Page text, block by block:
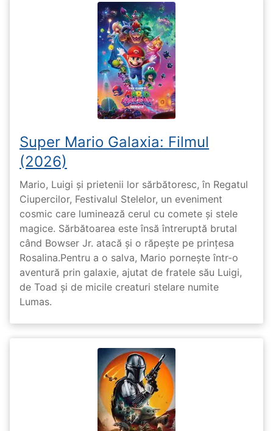
Super Mario Galaxia: Filmul
(2026)
Mario, Luigi și prietenii lor sărbătoresc, în Regatul
Ciupercilor, Festivalul Stelelor, un eveniment
cosmic care luminează cerul cu comete și stele
magice. Sărbătoarea este însă întreruptă brutal
când Bowser Jr. atacă și o răpește pe prinţesa
Rosalina.Pentru a o salva, Mario pornește într-o
aventură prin galaxie, ajutat de fratele său Luigi,
de Toad și de micile creaturi stelare numite
Lumas.